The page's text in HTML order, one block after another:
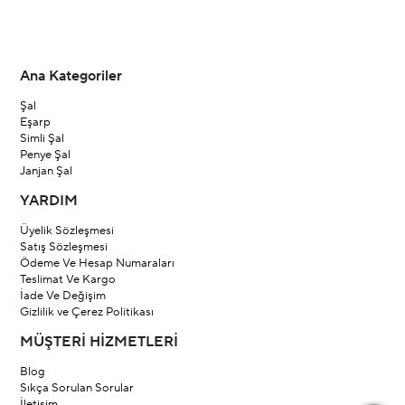
Ana Kategoriler
Şal
Eşarp
Simli Şal
Penye Şal
Janjan Şal
YARDIM
Üyelik Sözleşmesi
Satış Sözleşmesi
Ödeme Ve Hesap Numaraları
Teslimat Ve Kargo
İade Ve Değişim
Gizlilik ve Çerez Politikası
MÜŞTERİ HİZMETLERİ
Blog
Sıkça Sorulan Sorular